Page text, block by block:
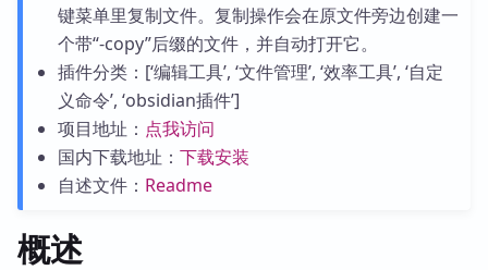
键菜单里复制文件。复制操作会在原文件旁边创建一
个带“-copy”后缀的文件，并自动打开它。
插件分类：[‘编辑工具’, ‘文件管理’, ‘效率工具’, ‘自定
义命令’, ‘obsidian插件’]
项目地址： 点我访问
国内下载地址： 下载安装
自述文件： Readme
概述